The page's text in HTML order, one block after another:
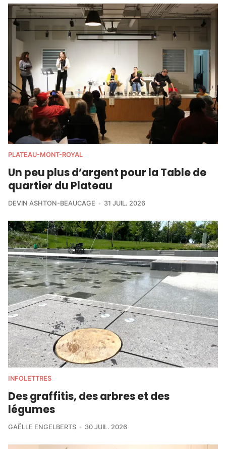
PLATEAU-MONT-ROYAL
Un peu plus d’argent pour la Table de
quartier du Plateau
DEVIN ASHTON-BEAUCAGE 31 JUIL. 2026
INFOLETTRES
Des graffitis, des arbres et des
légumes
GAËLLE ENGELBERTS 30 JUIL. 2026